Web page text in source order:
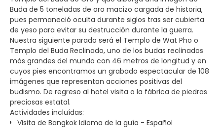
Buda de 5 toneladas de oro macizo cargada de historia,
pues permaneció oculta durante siglos tras ser cubierta
de yeso para evitar su destrucción durante la guerra.
Nuestra siguiente parada será el Templo de Wat Pho o
Templo del Buda Reclinado, uno de los budas reclinados
más grandes del mundo con 46 metros de longitud y en
cuyos pies encontramos un grabado espectacular de 108
imágenes que representan acciones positivas del
budismo. De regreso al hotel visita a la fábrica de piedras
preciosas estatal.
Actividades incluídas:
Visita de Bangkok Idioma de la guía - Español